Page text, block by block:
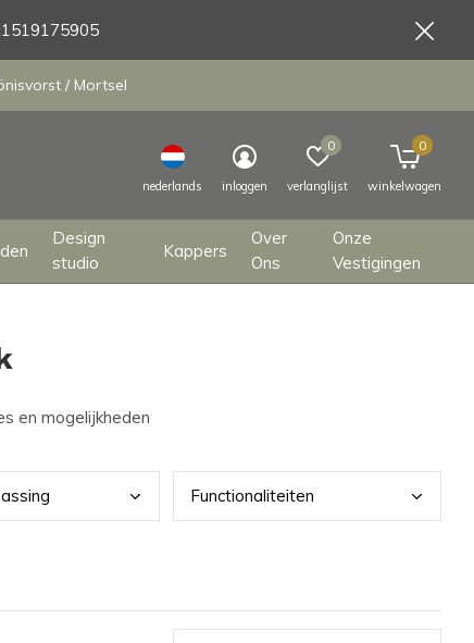
Design
studio
Kappers
Over
Ons
Onze
Vestigingen
nederlands inloggen verlanglijst
0
winkelwagen
0
/ Mortsel
en mogelijkheden
Functionaliteiten